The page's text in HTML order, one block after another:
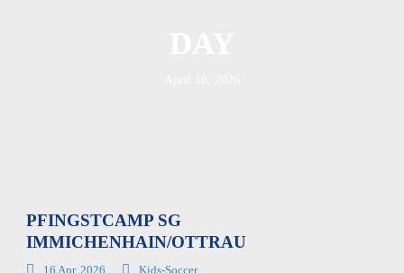
PFINGSTCAMP SG
IMMICHENHAIN/OTTRAU
16 Apr. 2026 Kids-Soccer